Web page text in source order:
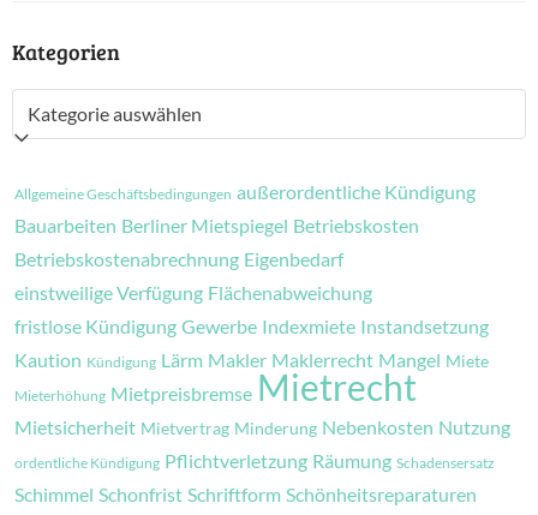
Kategorien
Kategorien
Allgemeine Geschäftsbedingungen außerordentliche Kündigung
Bauarbeiten Berliner Mietspiegel Betriebskosten
Betriebskostenabrechnung Eigenbedarf
einstweilige Verfügung Flächenabweichung
fristlose Kündigung Gewerbe Indexmiete Instandsetzung
Kaution Kündigung Lärm Makler Maklerrecht Mangel Miete
Mieterhöhung Mietpreisbremse Mietrecht
Mietsicherheit Mietvertrag Minderung Nebenkosten Nutzung
ordentliche Kündigung Pflichtverletzung Räumung Schadensersatz
Schimmel Schonfrist Schriftform Schönheitsreparaturen